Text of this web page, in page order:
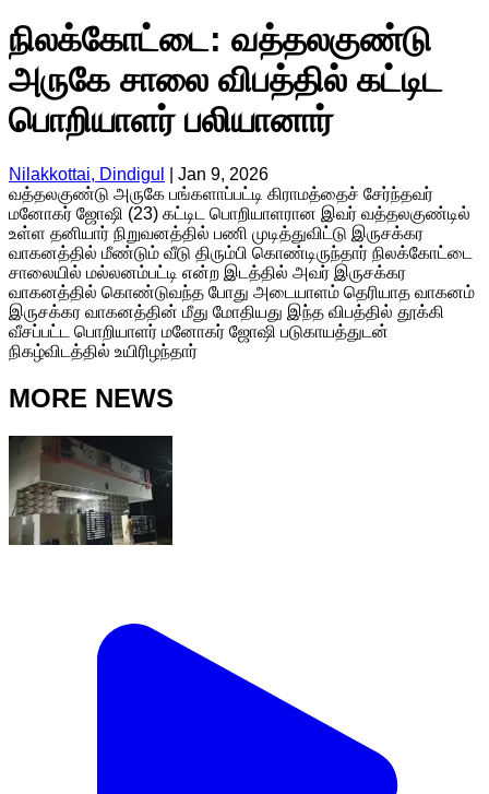
நிலக்கோட்டை: வத்தலகுண்டு
அருகே சாலை விபத்தில் கட்டிட
பொறியாளர் பலியானார்
Nilakkottai, Dindigul
Jan 9, 2026
வத்தலகுண்டு அருகே பங்களாப்பட்டி கிராமத்தைச் சேர்ந்தவர்
மனோகர் ஜோஷி (23) கட்டிட பொறியாளரான இவர் வத்தலகுண்டில்
உள்ள தனியார் நிறுவனத்தில் பணி முடித்துவிட்டு இருசக்கர
வாகனத்தில் மீண்டும் வீடு திரும்பி கொண்டிருந்தார் நிலக்கோட்டை
சாலையில் மல்லனம்பட்டி என்ற இடத்தில் அவர் இருசக்கர
வாகனத்தில் கொண்டுவந்த போது அடையாளம் தெரியாத வாகனம்
இருசக்கர வாகனத்தின் மீது மோதியது இந்த விபத்தில் தூக்கி
வீசப்பட்ட பொறியாளர் மனோகர் ஜோஷி படுகாயத்துடன்
நிகழ்விடத்தில் உயிரிழந்தார்
MORE NEWS